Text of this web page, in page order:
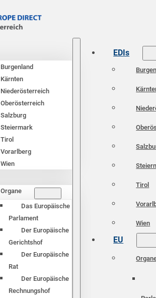
Burgenland
Kärnten
Niederösterreich
Oberösterreich
Salzburg
Steiermark
Tirol
Vorarlberg
Wien
Organe
Das Europäische
Parlament
Der Europäische
Gerichtshof
Der Europäische
Rat
Der Europäische
Rechnungshof
EDIs
Tirol
Wien
EU